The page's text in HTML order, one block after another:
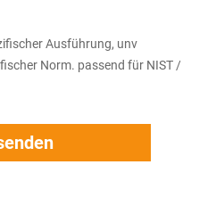
Ausführung, unv
Norm. passend für NIST /